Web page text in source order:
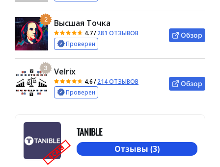
2 Высшая Точка
4.7/281 ОТЗЫВОВ
Проверен
Обзор
3 Velrix
4.6/214 ОТЗЫВОВ
Проверен
Обзор
SCAM
TANIBLE
Отзывы (3)